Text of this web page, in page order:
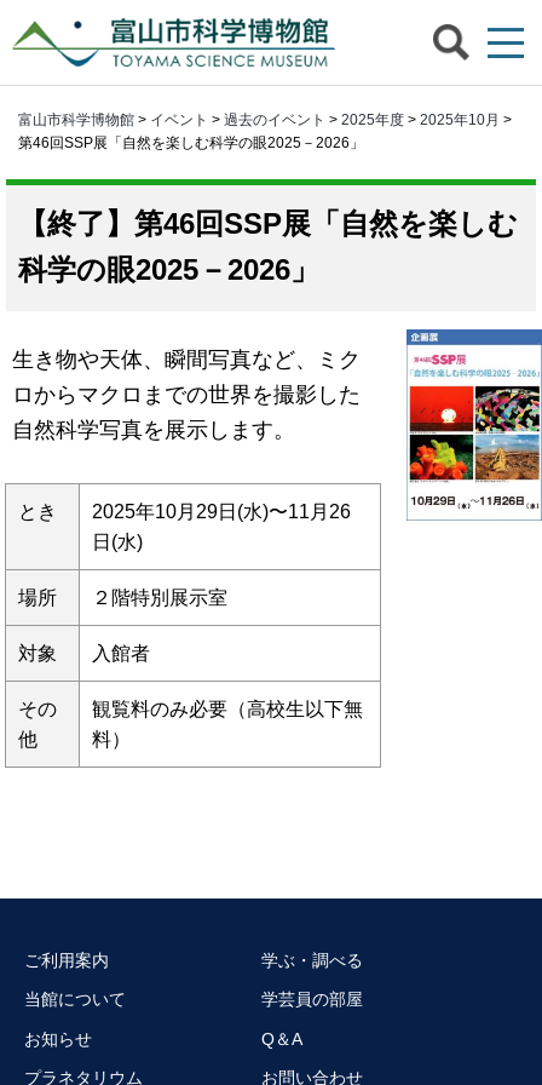
富山市科学博物館 > イベント > 過去のイベント > 2025年度 > 2025年10月 >
第46回SSP展「自然を楽しむ科学の眼2025－2026」
第46回SSP展「自然を楽しむ
科学の眼2025－2026」
生き物や天体、瞬間写真など、ミク
ロからマクロまでの世界を撮影した
自然科学写真を展示します。
とき
2025年10月29日(水)〜11月26
日(水)
場所 ２階特別展示室
対象 入館者
その
他
観覧料のみ必要（高校生以下無
料）
ご利用案内
当館について
お知らせ
プラネタリウム
学ぶ・調べる
学芸員の部屋
Q＆A
お問い合わせ